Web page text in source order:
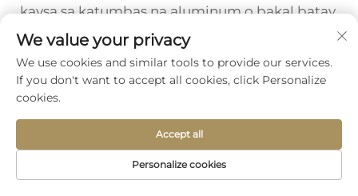
kaysa sa katumbas na aluminum o bakal batay
sa bawat pondo, na sumasalamin sa mga
proseso ng paggawa na nangangailangan ng
maraming enerhiya upang makagawa ng
mataas na kalidad na carbon fiber at ng
sa paggawa ng composite. Gayunpaman, ang
pagkakaiba sa gastos ng hilaw na materyales
ay naging mas hindi makabuluhan kapag
Homepage Produkto Tungkol sa Kontak
We value your privacy
We use cookies and similar tools to provide our services.
If you don't want to accept all cookies, click Personalize
cookies.
Personalize cookies
Accept all